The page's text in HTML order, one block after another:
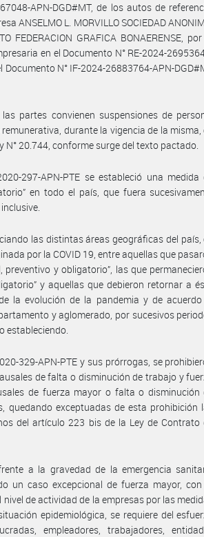
APN-DGD#MT, de los autos de
ANSELMO L. MORVILLO SOCIEDAD
FEDERACION GRAFICA BONAERENSE,
en el Documento N° RE-2024-
N° IF-2024-26883764-APN-
partes convienen suspensiones de
durante la vigencia de la misma,
N° 20.744, conforme surge del texto pactado.
297-APN-PTE se estableció una medida
en todo el país, que fuera
las distintas áreas geográficas del país,
por la COVID 19, entre aquellas que
y obligatorio”, las que
y aquellas que debieron retornar a
la evolución de la pandemia y de
y aglomerado, por sucesivos
estableciendo.
329-APN-PTE y sus prórrogas, se
de falta o disminución de trabajo y
de fuerza mayor o falta o disminución
quedando exceptuadas de esta prohibición
del artículo 223 bis de la Ley de Contrato
a la gravedad de la emergencia
un caso excepcional de fuerza mayor,
de actividad de la empresas por las
epidemiológica, se requiere del
empleadores, trabajadores,